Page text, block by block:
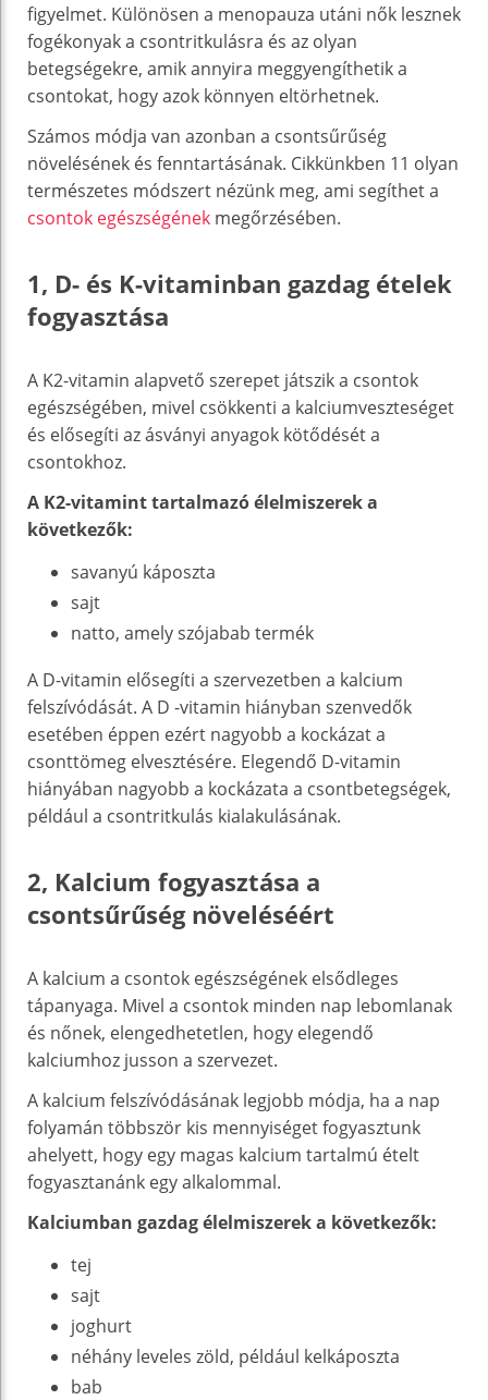
figyelmet. Különösen a menopauza utáni nők lesznek
fogékonyak a csontritkulásra és az olyan
betegségekre, amik annyira meggyengíthetik a
csontokat, hogy azok könnyen eltörhetnek.
Számos módja van azonban a csontsűrűség
növelésének és fenntartásának. Cikkünkben 11 olyan
természetes módszert nézünk meg, ami segíthet a
csontok egészségének megőrzésében.
1, D- és K-vitaminban gazdag ételek
fogyasztása
A K2-vitamin alapvető szerepet játszik a csontok
egészségében, mivel csökkenti a kalciumveszteséget
és elősegíti az ásványi anyagok kötődését a
csontokhoz.
A K2-vitamint tartalmazó élelmiszerek a
következők:
savanyú káposzta
sajt
natto, amely szójabab termék
A D-vitamin elősegíti a szervezetben a kalcium
felszívódását. A D -vitamin hiányban szenvedők
esetében éppen ezért nagyobb a kockázat a
csonttömeg elvesztésére. Elegendő D-vitamin
hiányában nagyobb a kockázata a csontbetegségek,
például a csontritkulás kialakulásának.
2, Kalcium fogyasztása a
csontsűrűség növeléséért
A kalcium a csontok egészségének elsődleges
tápanyaga. Mivel a csontok minden nap lebomlanak
és nőnek, elengedhetetlen, hogy elegendő
kalciumhoz jusson a szervezet.
A kalcium felszívódásának legjobb módja, ha a nap
folyamán többször kis mennyiséget fogyasztunk
ahelyett, hogy egy magas kalcium tartalmú ételt
fogyasztanánk egy alkalommal.
Kalciumban gazdag élelmiszerek a következők:
tej
sajt
joghurt
néhány leveles zöld, például kelkáposzta
bab